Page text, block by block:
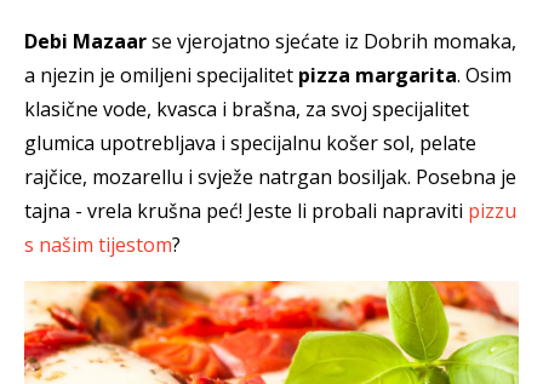
Debi Mazaarse vjerojatno sjećate iz Dobrih momaka,
a njezin je omiljeni specijalitet pizza margarita. Osim
klasične vode, kvasca i brašna, za svoj specijalitet
glumica upotrebljava i specijalnu košer sol, pelate
rajčice, mozarellu i svježe natrgan bosiljak. Posebna je
tajna - vrela krušna peć! Jeste li probali napraviti pizzu
s našim tijestom?